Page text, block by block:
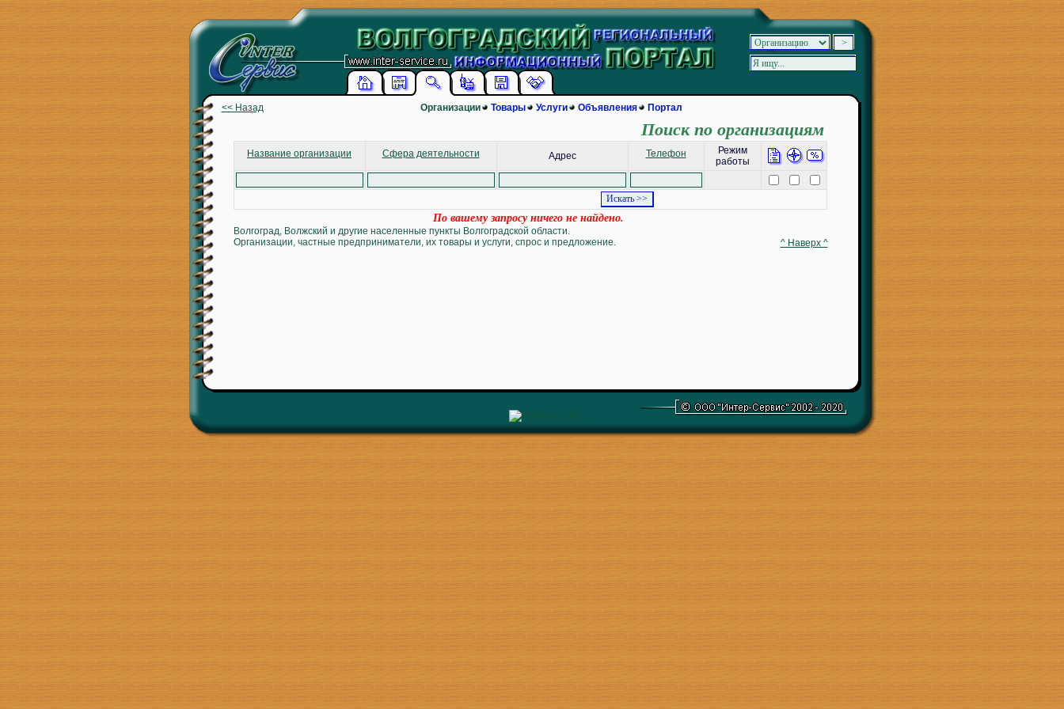
<< Назад Организации Товары Услуги Объявления Портал
Поиск по организациям
Название организации Сфера деятельности Адрес Телефон
Режим
работы
По вашему запросу ничего не найдено.
Волгоград, Волжский и другие населенные пункты Волгоградской области.
Организации, частные предприниматели, их товары и услуги, спрос и предложение.
^ Наверх ^